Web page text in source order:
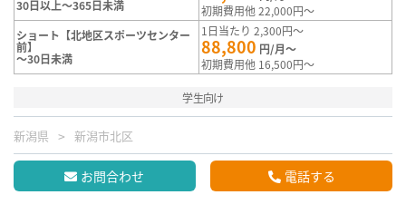
30日以上～365日未満
初期費用他 22,000円～
ショート【北地区スポーツセンター
前】
～30日未満
1日当たり 2,300円～
88,800 円/月～
初期費用他 16,500円～
学生向け
新潟県 新潟市北区
お問合わせ 電話する